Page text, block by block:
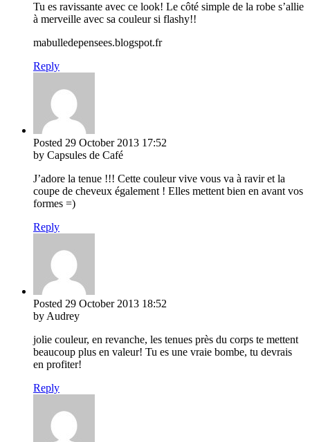
Tu es ravissante avec ce look! Le côté simple de la robe s’allie
à merveille avec sa couleur si flashy!!
mabulledepensees.blogspot.fr
Reply
Posted 29 October 2013 17:52
by Capsules de Café
J’adore la tenue !!! Cette couleur vive vous va à ravir et la
coupe de cheveux également ! Elles mettent bien en avant vos
formes =)
Reply
Posted 29 October 2013 18:52
by Audrey
jolie couleur, en revanche, les tenues près du corps te mettent
beaucoup plus en valeur! Tu es une vraie bombe, tu devrais
en profiter!
Reply